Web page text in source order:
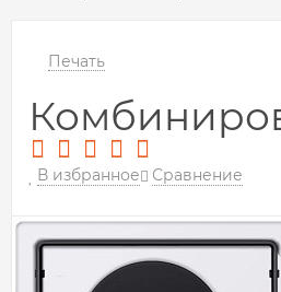
Печать
В избранное Сравнение